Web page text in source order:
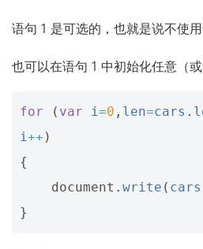
语句 1 是可选的，也就是说不使
也可以在语句 1 中初始化任意（
for ( var i=0 , len=cars .
i++ )
{
document . write ( cars
}